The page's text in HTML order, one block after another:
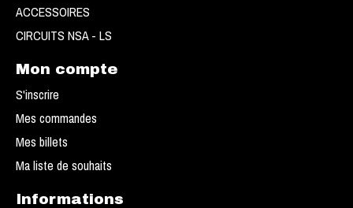
ACCESSOIRES
CIRCUITS NSA - LS
Mon compte
S'inscrire
Mes commandes
Mes billets
Ma liste de souhaits
Informations